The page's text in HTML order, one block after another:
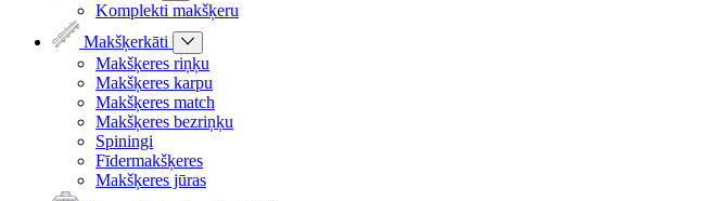
Komplekti makšķeru
Makšķerkāti
Makšķeres riņķu
Makšķeres karpu
Makšķeres match
Makšķeres bezriņķu
Spiningi
Fīdermakšķeres
Makšķeres jūras